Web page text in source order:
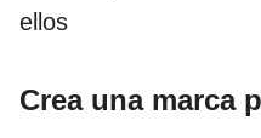
ellos
Crea una marca